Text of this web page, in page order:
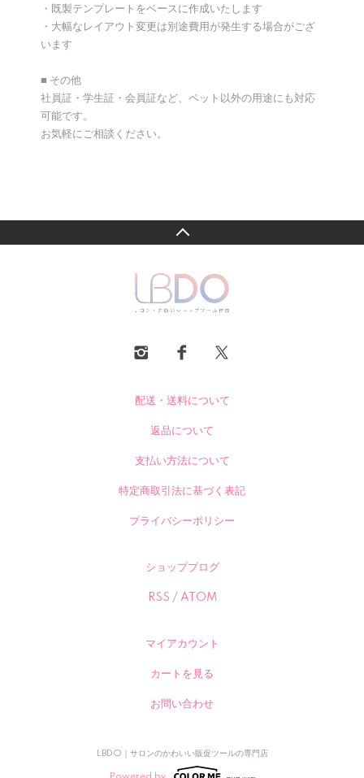
・既製テンプレートをベースに作成いたします
・大幅なレイアウト変更は別途費用が発生する場合がござ
います
■ その他
社員証・学生証・会員証など、ペット以外の用途にも対応
可能です。
お気軽にご相談ください。
配送・送料について
返品について
支払い方法について
特定商取引法に基づく表記
プライバシーポリシー
ショップブログ
RSS / ATOM
マイアカウント
カートを見る
お問い合わせ
LBDO｜サロンのかわいい販促ツールの専門店